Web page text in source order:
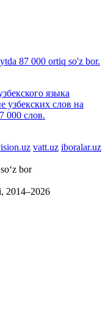
87 000 ortiq so'z bor.
языка
узбекских слов на
000 слов.
vatt.uz iboralar.uz
bor
2014–2026